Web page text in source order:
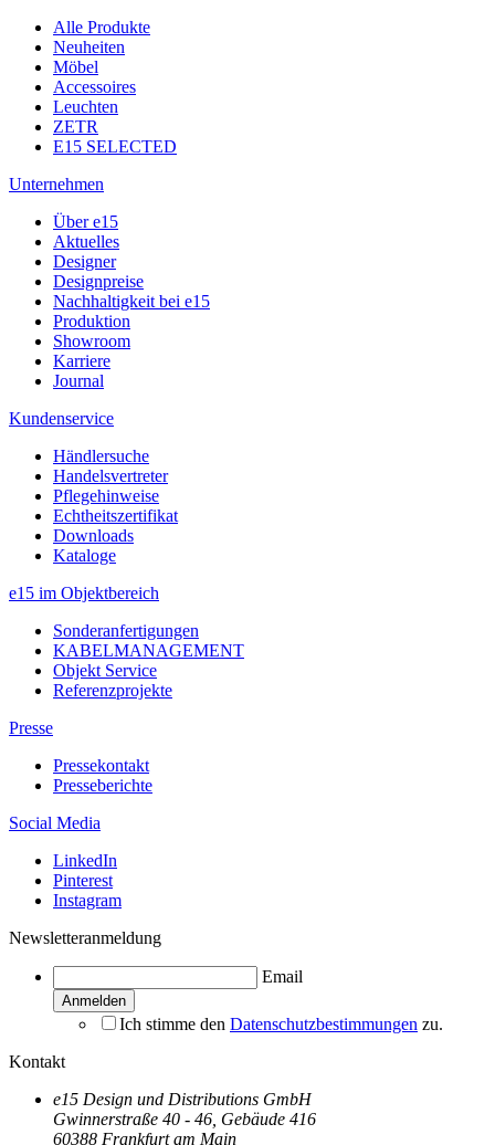
Alle Produkte
Neuheiten
Möbel
Accessoires
Leuchten
ZETR
E15 SELECTED
Unternehmen
Über e15
Aktuelles
Designer
Designpreise
Nachhaltigkeit bei e15
Produktion
Showroom
Karriere
Journal
Kundenservice
Händlersuche
Handelsvertreter
Pflegehinweise
Echtheitszertifikat
Downloads
Kataloge
e15 im Objektbereich
Sonderanfertigungen
KABELMANAGEMENT
Objekt Service
Referenzprojekte
Presse
Pressekontakt
Presseberichte
Social Media
LinkedIn
Pinterest
Instagram
Newsletteranmeldung
Email
Ich stimme den Datenschutzbestimmungen zu.
Kontakt
e15 Design und Distributions GmbH
Gwinnerstraße 40 - 46, Gebäude 416
60388 Frankfurt am Main